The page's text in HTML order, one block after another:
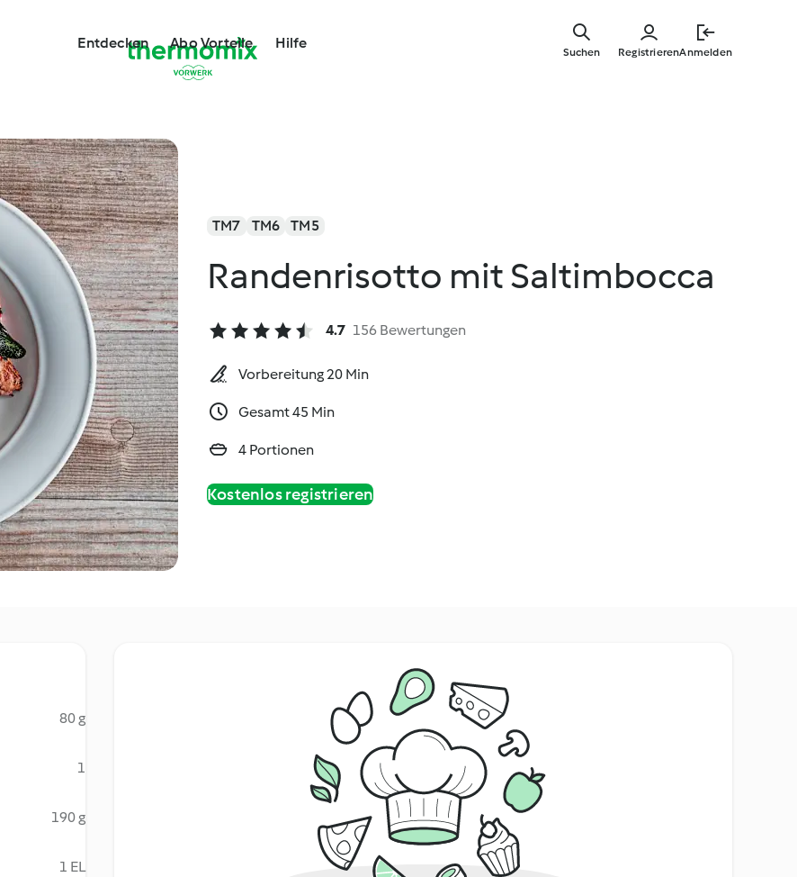
springen
Entdecken Abo Vorteile Hilfe
RegistrierenAnmelden
Suchen
TM7 TM6 TM5
Randenrisotto mit Saltimbocca
4.7 156 Bewertungen
Vorbereitung 20 Min
Gesamt 45 Min
4 Portionen
Kostenlos registrieren
80 g
1
190 g
1 EL